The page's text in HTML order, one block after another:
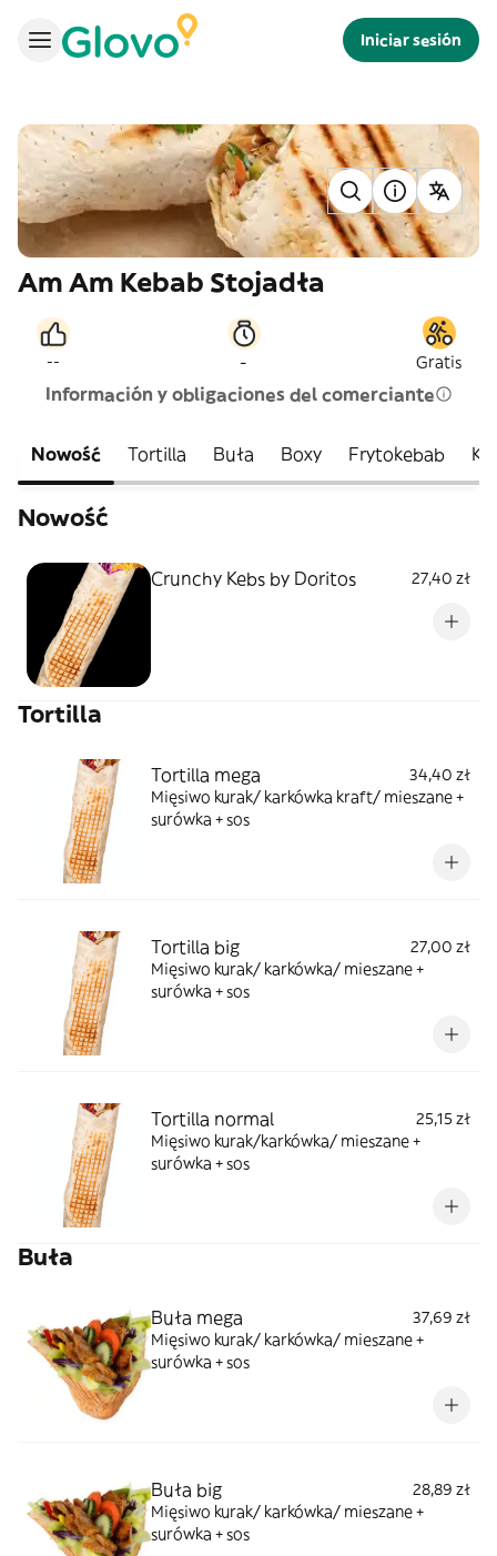
Iniciar sesión
Am Am Kebab Stojadła
-- - Gratis
Información y obligaciones del comerciante
Nowość Tortilla Buła Boxy Frytokebab
Nowość
Crunchy Kebs by Doritos 27,40 zł
Tortilla
Tortilla mega
34,40 zł
Mięsiwo kurak/ karkówka kraft/ mieszane +
surówka + sos
Tortilla big
27,00 zł
Mięsiwo kurak/ karkówka/ mieszane +
surówka + sos
Tortilla normal
25,15 zł
Mięsiwo kurak/karkówka/ mieszane +
surówka + sos
Buła
Buła mega
37,69 zł
Mięsiwo kurak/ karkówka/ mieszane +
surówka + sos
Buła big
28,89 zł
Mięsiwo kurak/ karkówka/ mieszane +
surówka + sos